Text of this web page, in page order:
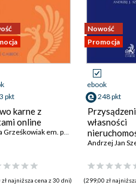
pkt
karne z
online
Alicja Grześkowiak em. prof. KUL ,Krzysztof
zł najniższa cena z 30 dni)
Nowość
Promocja
ebook
248 pkt
własności
egzekucji
Andrzej Jan
(299,00 zł